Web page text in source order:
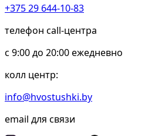
+375 29 644-10-83
телефон call-центра
c 9:00 до 20:00 ежедневно
колл центр:
info@hvostushki.by
email для связи